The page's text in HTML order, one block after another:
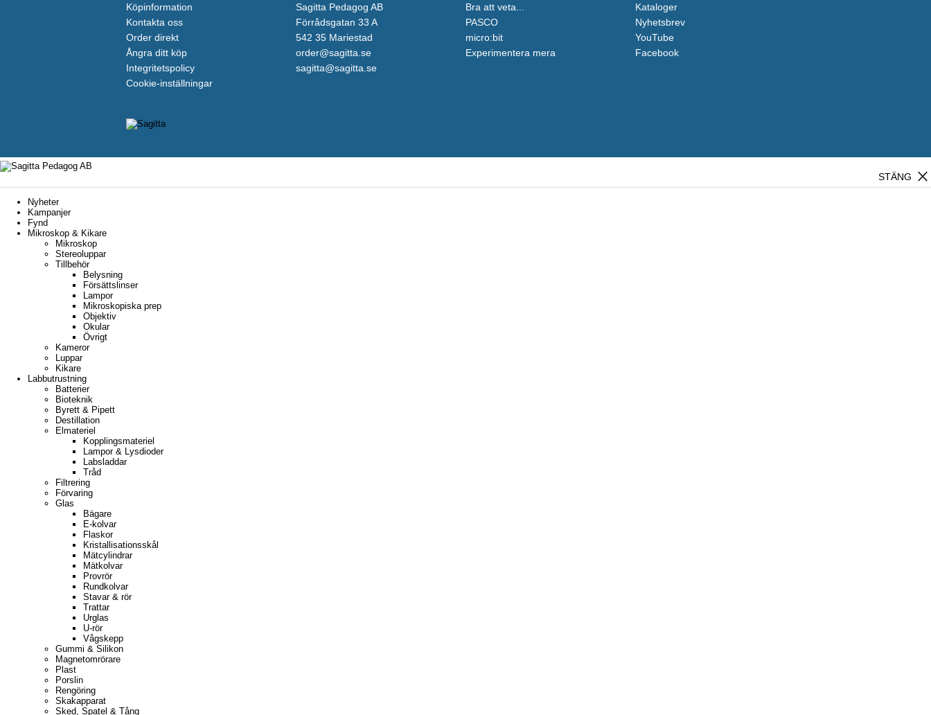
Köpinformation
Kontakta oss
Order direkt
Ångra ditt köp
Integritetspolicy
Cookie-inställningar
Sagitta Pedagog AB
Förrådsgatan 33 A
542 35 Mariestad
order@sagitta.se
sagitta@sagitta.se
Bra att veta...
PASCO
micro:bit
Experimentera mera
Kataloger
Nyhetsbrev
YouTube
Facebook
close
STÄNG
Nyheter
Kampanjer
Fynd
Mikroskop & Kikare
Mikroskop
Stereoluppar
Tillbehör
Belysning
Försättslinser
Lampor
Mikroskopiska prep
Objektiv
Okular
Övrigt
Kameror
Luppar
Kikare
Labbutrustning
Batterier
Bioteknik
Byrett & Pipett
Destillation
Elmateriel
Kopplingsmateriel
Lampor & Lysdioder
Labsladdar
Tråd
Filtrering
Förvaring
Glas
Bägare
E-kolvar
Flaskor
Kristallisationsskål
Mätcylindrar
Mätkolvar
Provrör
Rundkolvar
Stavar & rör
Trattar
Urglas
U-rör
Vågskepp
Gummi & Silikon
Magnetomrörare
Plast
Porslin
Rengöring
Skakapparat
Sked, Spatel & Tång